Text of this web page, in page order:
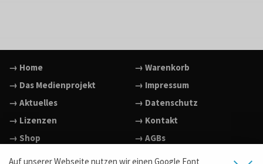
→ Home
→ Das Medienprojekt
→ Aktuelles
→ Lizenzen
→ Shop
→ Warenkorb
→ Impressum
→ Datenschutz
→ Kontakt
→ AGBs
Auf unserer Webseite nutzen wir einen Google Font